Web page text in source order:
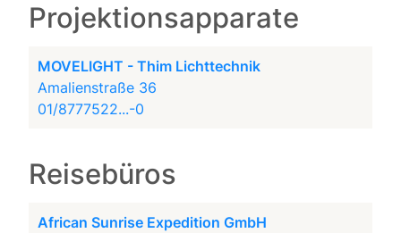
Projektionsapparate
MOVELIGHT - Thim Lichttechnik
Amalienstraße 36
01/8777522...-0
Reisebüros
African Sunrise Expedition GmbH